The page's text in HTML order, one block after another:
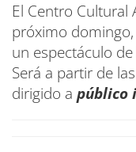
El Centro Cultural
próximo
un espectáculo
Será a partir de
dirigido a público